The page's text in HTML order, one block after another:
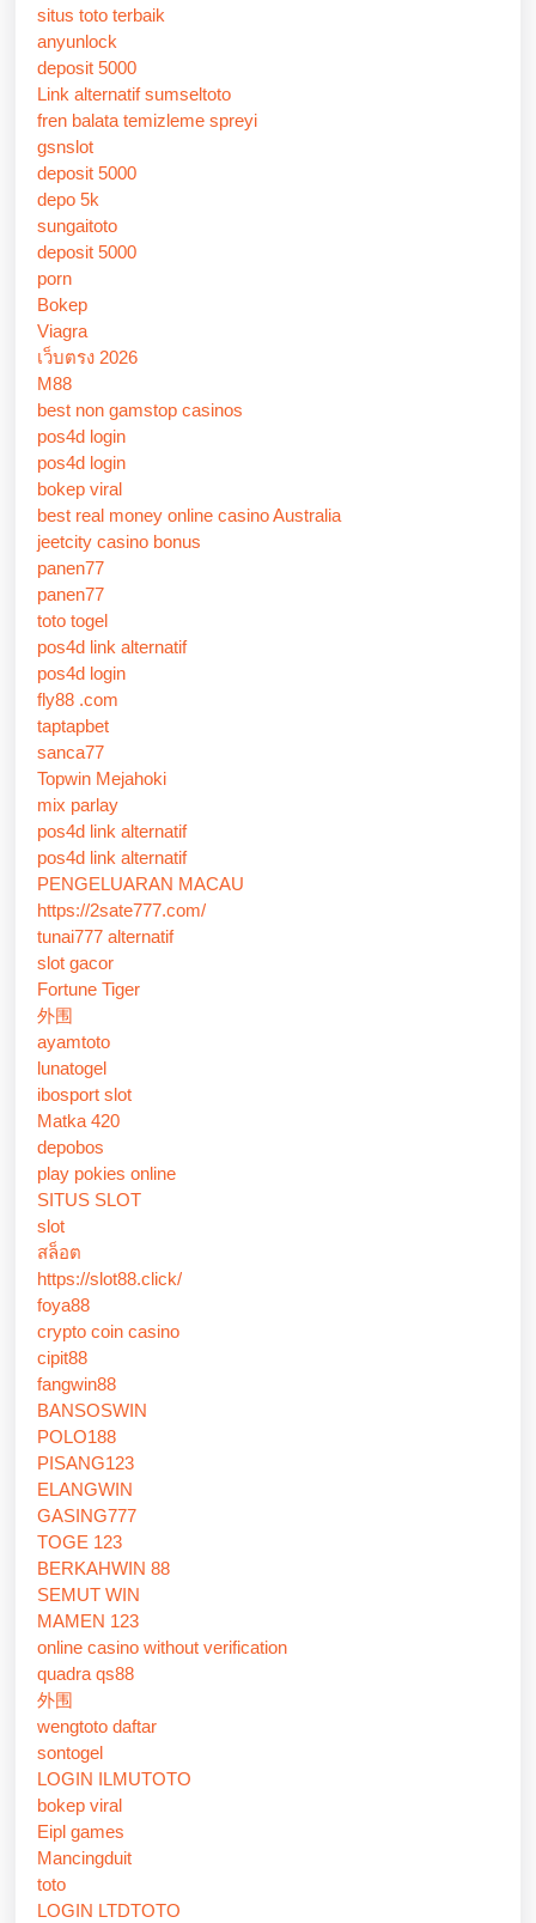
situs toto terbaik
anyunlock
deposit 5000
Link alternatif sumseltoto
fren balata temizleme spreyi
gsnslot
deposit 5000
depo 5k
sungaitoto
deposit 5000
porn
Bokep
Viagra
เว็บตรง 2026
M88
best non gamstop casinos
pos4d login
pos4d login
bokep viral
best real money online casino Australia
jeetcity casino bonus
panen77
panen77
toto togel
pos4d link alternatif
pos4d login
fly88 .com
taptapbet
sanca77
Topwin Mejahoki
mix parlay
pos4d link alternatif
pos4d link alternatif
PENGELUARAN MACAU
https://2sate777.com/
tunai777 alternatif
slot gacor
Fortune Tiger
外围
ayamtoto
lunatogel
ibosport slot
Matka 420
depobos
play pokies online
SITUS SLOT
slot
สล็อต
https://slot88.click/
foya88
crypto coin casino
cipit88
fangwin88
BANSOSWIN
POLO188
PISANG123
ELANGWIN
GASING777
TOGE 123
BERKAHWIN 88
SEMUT WIN
MAMEN 123
online casino without verification
quadra qs88
外围
wengtoto daftar
sontogel
LOGIN ILMUTOTO
bokep viral
Eipl games
Mancingduit
toto
LOGIN LTDTOTO